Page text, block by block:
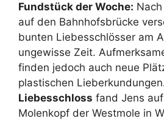
Fundstück der Woche:
auf den Bahnhofsbrücke
bunten Liebesschlösser am
ungewisse Zeit.
finden jedoch auch neue
plastischen
Liebesschloss fand Jens
Molenkopf der Westmole in